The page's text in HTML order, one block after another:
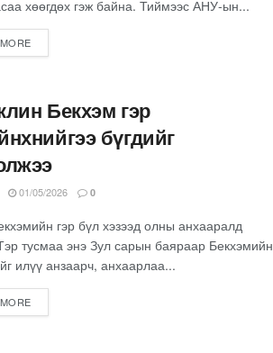
хөөгдөх гэж байна. Тиймээс АНУ-ын...
Бекхэм гэр
бүгдийг
01/05/2026 0
гэр бүл хэзээд олны анхааралд
тусмаа энэ Зул сарын баяраар Бекхэмийн
илүү анзаарч, анхаарлаа...